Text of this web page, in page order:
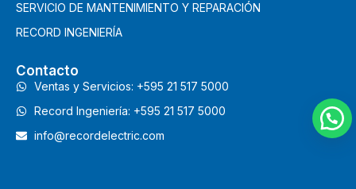
SERVICIO DE MANTENIMIENTO Y REPARACIÓN
RECORD INGENIERÍA
Contacto
Ventas y Servicios: +595 21 517 5000
Record Ingeniería: +595 21 517 5000
info@recordelectric.com